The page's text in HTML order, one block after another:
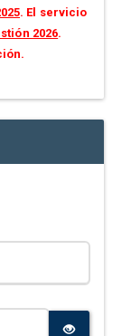
. El servicio
2026.